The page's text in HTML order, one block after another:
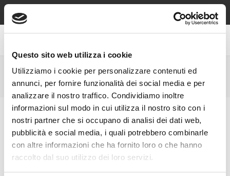
Questo sito web utilizza i cookie
Utilizziamo i cookie per personalizzare contenuti ed
annunci, per fornire funzionalità dei social media e per
analizzare il nostro traffico. Condividiamo inoltre
informazioni sul modo in cui utilizza il nostro sito con i
nostri partner che si occupano di analisi dei dati web,
pubblicità e social media, i quali potrebbero combinarle
con altre informazioni che ha fornito loro o che hanno
raccolto dal suo utilizzo dei loro servizi.
Spedizione sempre gratuita sopra €49, contrassegno e reso
PROFUMATORI DANHERA